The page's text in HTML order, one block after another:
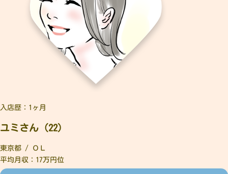
入店歴：1ヶ月
ユミさん（22）
東京都 / ＯＬ
平均月収：17万円位